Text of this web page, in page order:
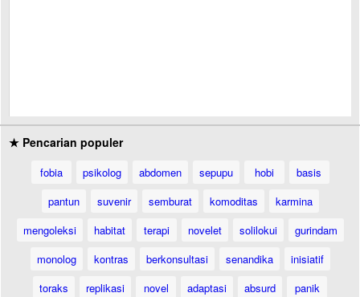
★ Pencarian populer
fobia psikolog abdomen sepupu hobi
basis
pantun
suvenir semburat komoditas
karmina
mengoleksi
habitat terapi novelet solilokui
gurindam
monolog
kontras berkonsultasi senandika
inisiatif
toraks
replikasi novel adaptasi absurd
panik